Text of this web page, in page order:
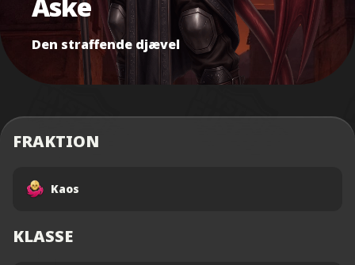
Den straffende djævel
FRAKTION
Kaos
KLASSE